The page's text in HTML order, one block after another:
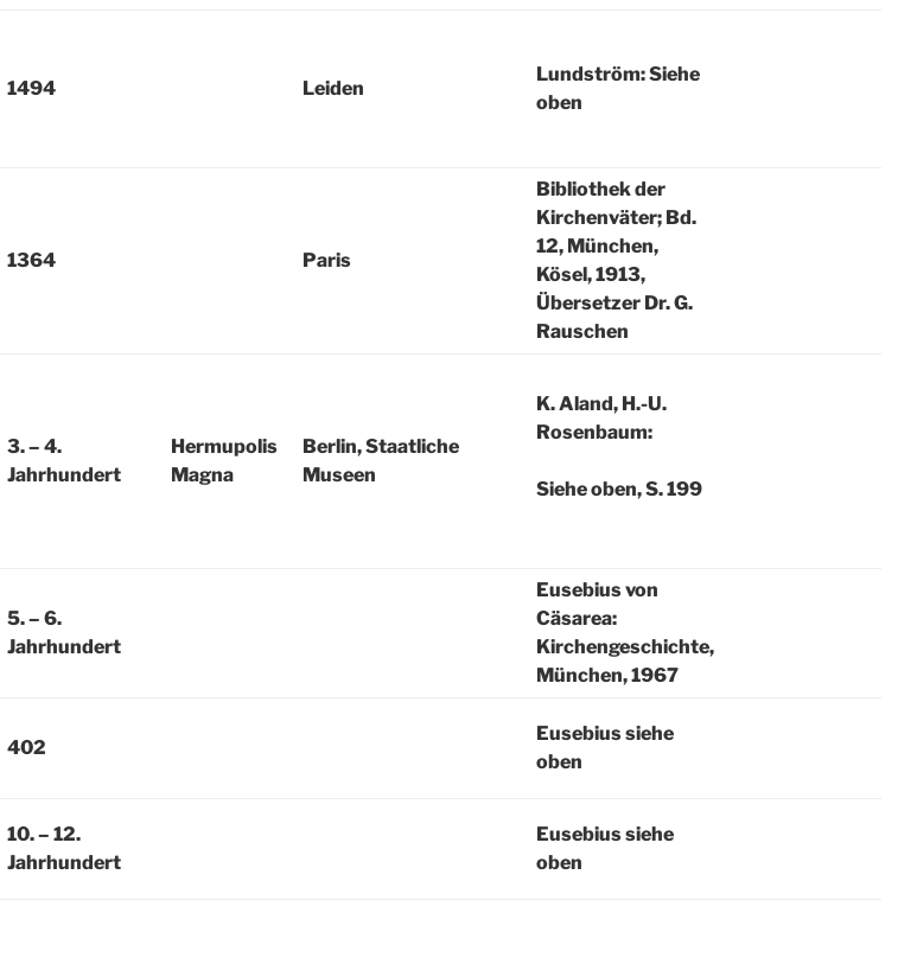
1494 Leiden
Lundström: Siehe
oben
1364 Paris
Bibliothek der
Kirchenväter; Bd.
12, München,
Kösel, 1913,
Übersetzer Dr. G.
Rauschen
3. – 4.
Jahrhundert
Hermupolis
Magna
Berlin, Staatliche
Museen
K. Aland, H.-U.
Rosenbaum:
Siehe oben, S. 199
5. – 6.
Jahrhundert
Eusebius von
Cäsarea:
Kirchengeschichte,
München, 1967
402
Eusebius siehe
oben
10. – 12.
Jahrhundert
Eusebius siehe
oben